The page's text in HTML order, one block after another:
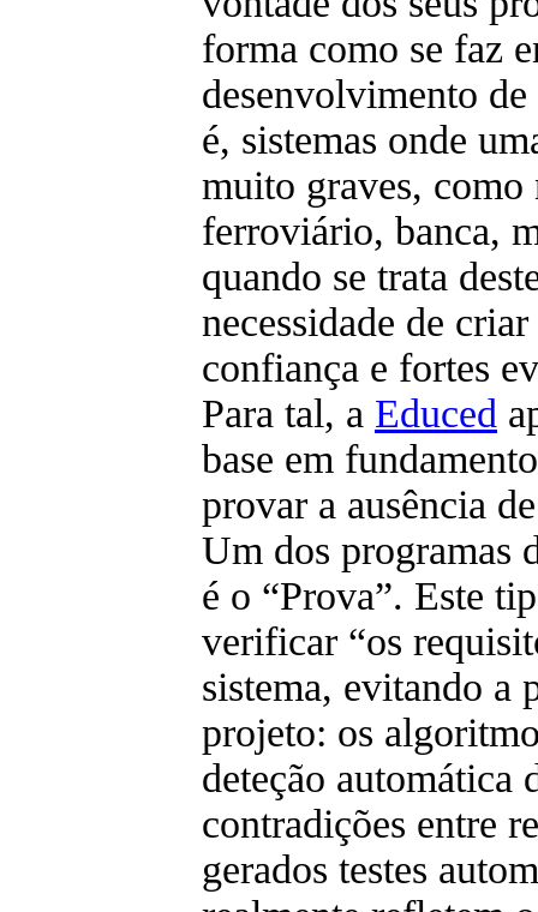
forma como se faz
desenvolvimento
é, sistemas onde
muito graves,
ferroviário, banca,
quando se trata
necessidade de
confiança e fortes
Para tal, a Educed
base em
provar a ausência
Um dos programas
é o “Prova”. Este
verificar “os
sistema, evitando a
projeto: os
deteção automática
contradições entre
gerados testes